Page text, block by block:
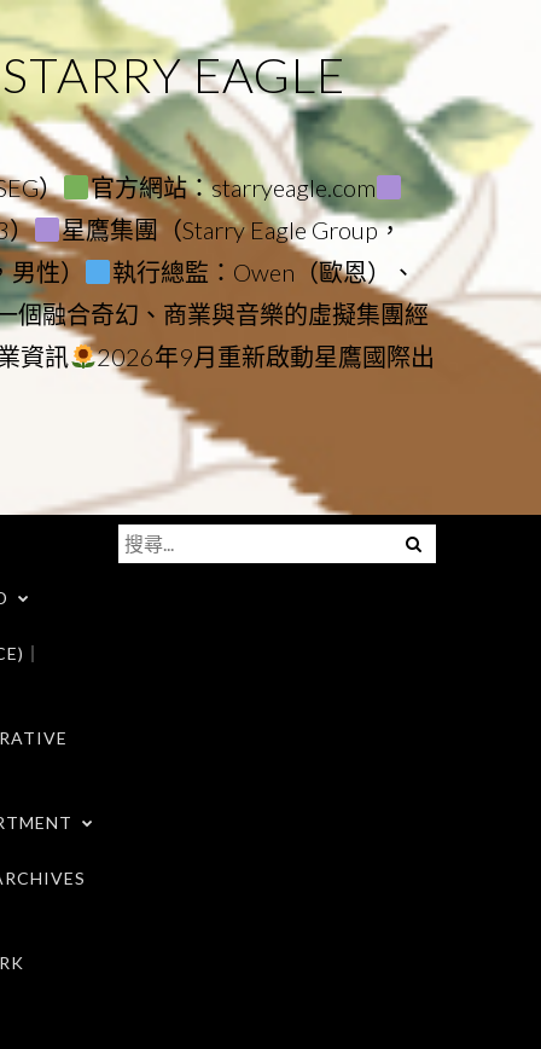
EAGLE
）
官方網站：starryeagle.com
）
星鷹集團（Starry Eagle Group，
性）
執行總監：Owen（歐恩）、
個融合奇幻、商業與音樂的虛擬集團經
資訊
2026年9月重新啟動星鷹國際出
｜
Menu
搜
尋